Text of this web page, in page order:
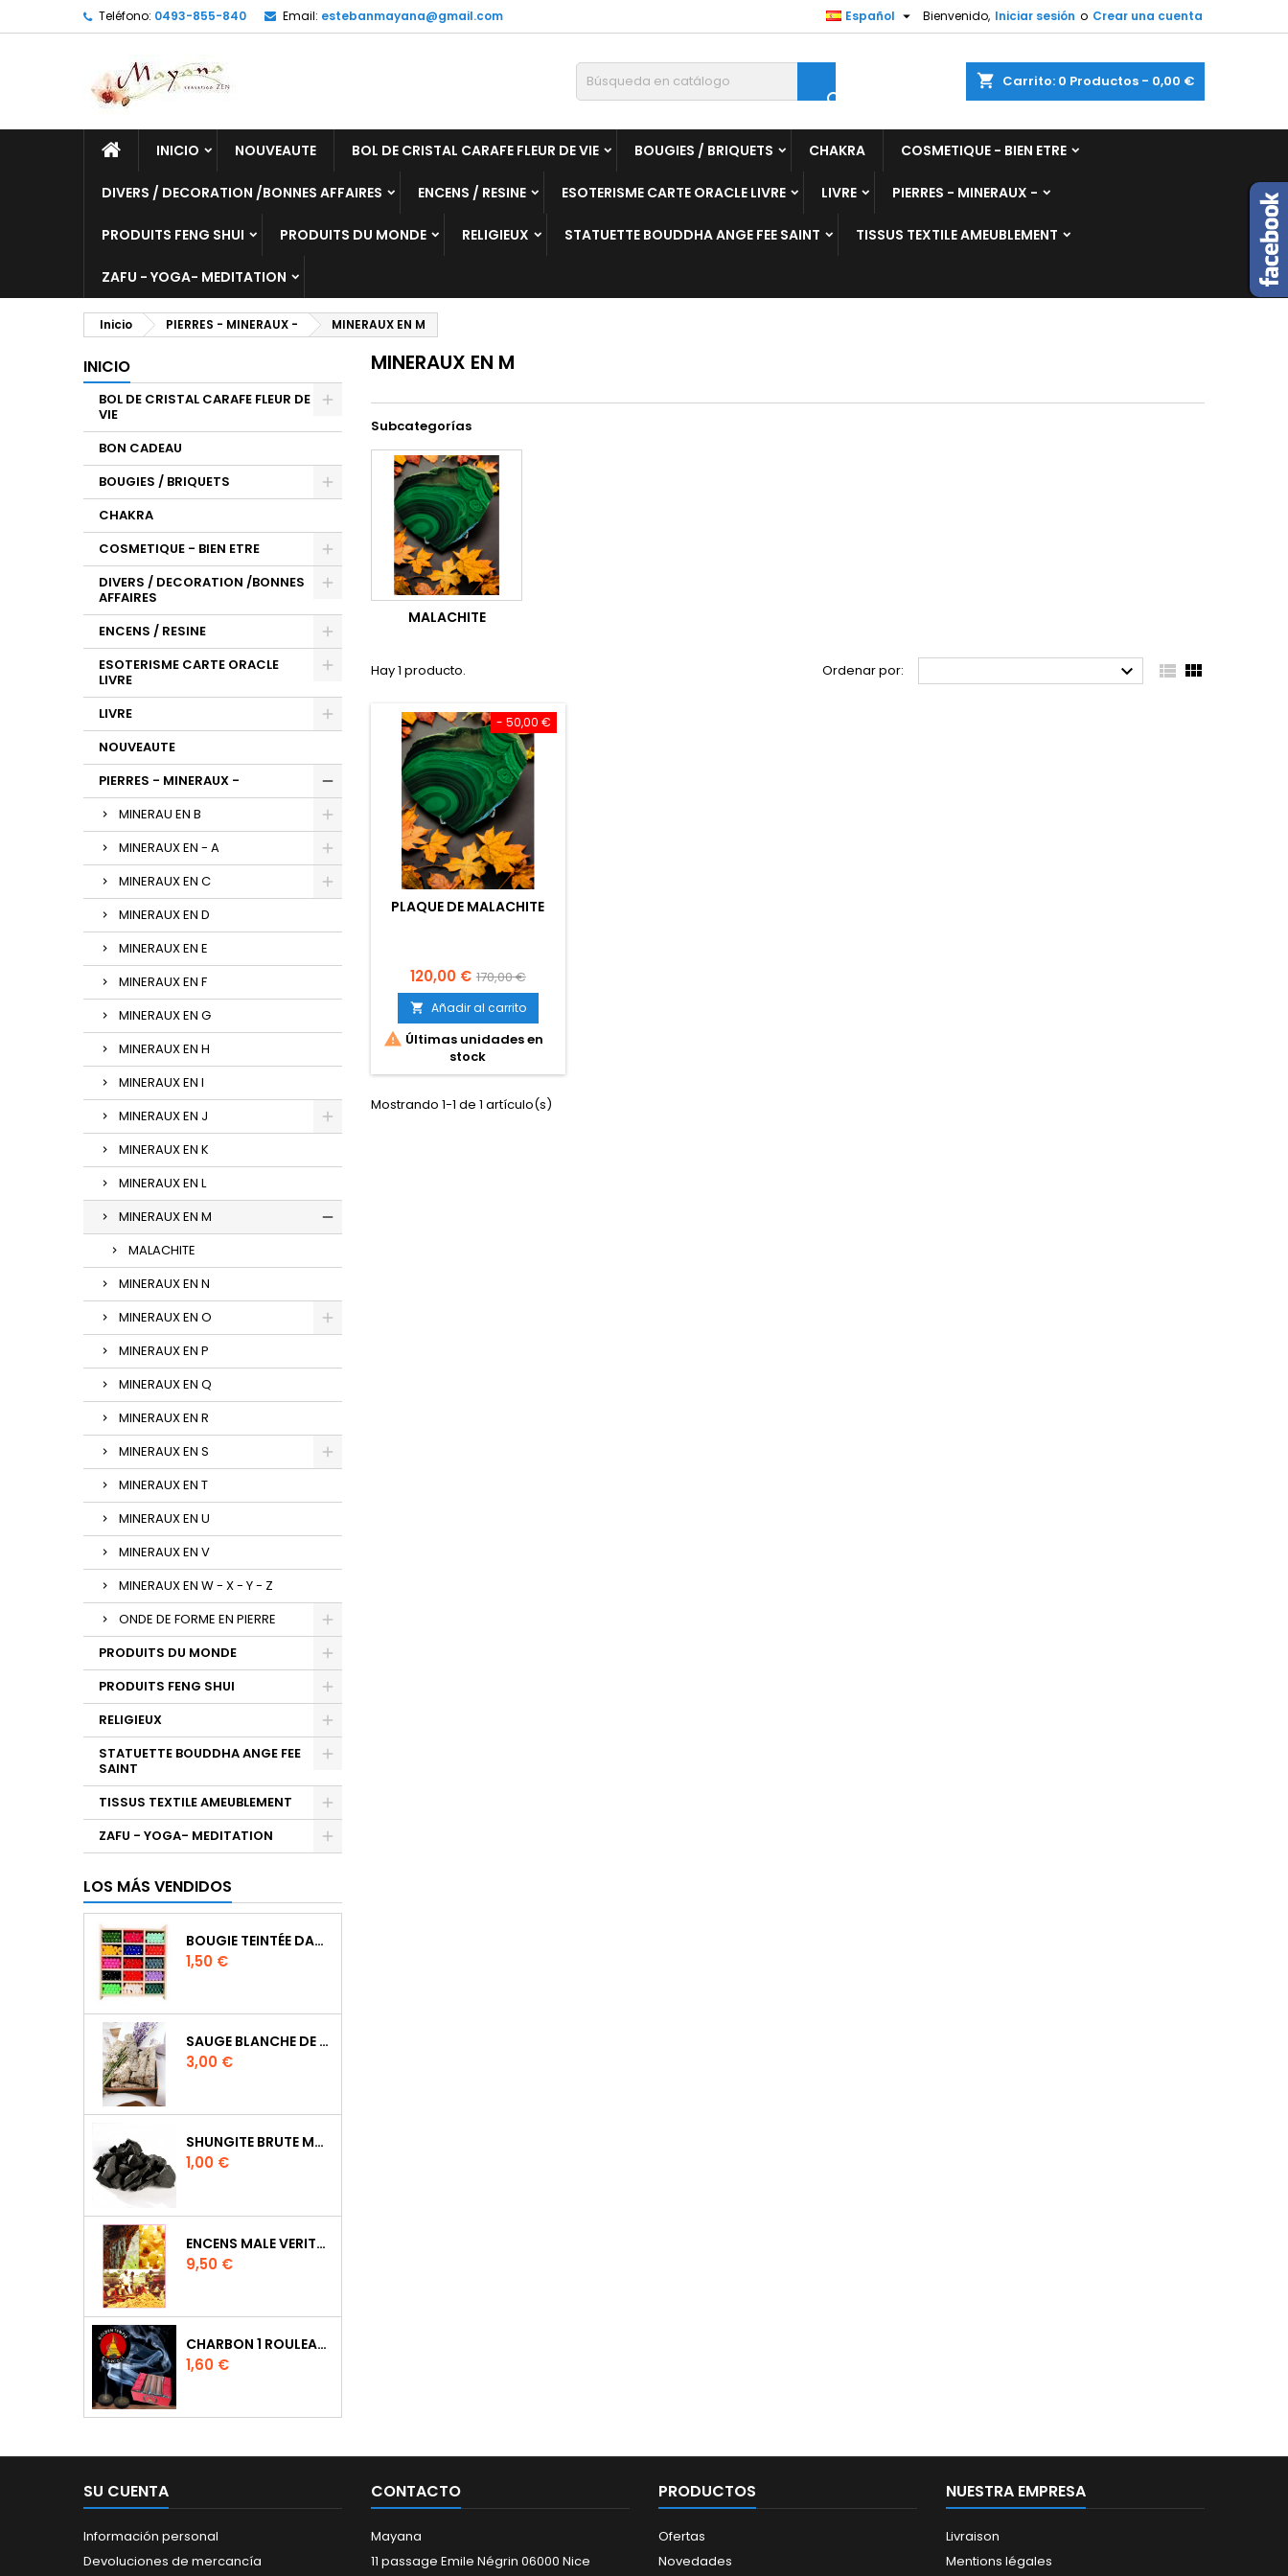
Teléfono: 0493-855-840 Email: estebanmayana@gmail.com Bienvenido, Iniciar sesión o Crear una cuenta
Español 
shopping_cart Carrito: 0 Productos - 0,00 €

INICIO NOUVEAUTE BOL DE CRISTAL CARAFE FLEUR DE VIE BOUGIES / BRIQUETS CHAKRA COSMETIQUE - BIEN ETRE
DIVERS / DECORATION /BONNES AFFAIRES ENCENS / RESINE ESOTERISME CARTE ORACLE LIVRE LIVRE PIERRES - MINERAUX -
PRODUITS FENG SHUI PRODUITS DU MONDE RELIGIEUX STATUETTE BOUDDHA ANGE FEE SAINT TISSUS TEXTILE AMEUBLEMENT
ZAFU - YOGA- MEDITATION
Inicio PIERRES - MINERAUX - MINERAUX EN M
INICIO
BOL DE CRISTAL CARAFE FLEUR DE
VIE
BON CADEAU
BOUGIES / BRIQUETS
CHAKRA
COSMETIQUE - BIEN ETRE
DIVERS / DECORATION /BONNES
AFFAIRES
ENCENS / RESINE
ESOTERISME CARTE ORACLE
LIVRE
LIVRE
NOUVEAUTE
PIERRES - MINERAUX -
MINERAU EN B
MINERAUX EN - A
MINERAUX EN C
MINERAUX EN D
MINERAUX EN E
MINERAUX EN F
MINERAUX EN G
MINERAUX EN H
MINERAUX EN I
MINERAUX EN J
MINERAUX EN K
MINERAUX EN L
MINERAUX EN M
MALACHITE
MINERAUX EN N
MINERAUX EN O
MINERAUX EN P
MINERAUX EN Q
MINERAUX EN R
MINERAUX EN S
MINERAUX EN T
MINERAUX EN U
MINERAUX EN V
MINERAUX EN W - X - Y - Z
ONDE DE FORME EN PIERRE
PRODUITS DU MONDE
PRODUITS FENG SHUI
RELIGIEUX
STATUETTE BOUDDHA ANGE FEE
SAINT
TISSUS TEXTILE AMEUBLEMENT
ZAFU - YOGA- MEDITATION
LOS MÁS VENDIDOS
BOUGIE TEINTÉE DANS LA MASSE CIRE VÉGÉTALE DURÉE 8H
Precio
1,50 €
SAUGE BLANCHE DE CALIFORNIE QUALITE EXTRA PETIT FAGOT 8 A 10 CM
Precio
3,00 €
SHUNGITE BRUTE MORCEAU 2 A 3 CM
Precio
1,00 €
ENCENS MALE VERITABLE RARE 20 GR
Precio
9,50 €
CHARBON 1 ROULEAU DE 10 PASTILLES DIAMETRE 33MM
Precio
1,60 €
MINERAUX EN M
Subcategorías
MALACHITE
Hay 1 producto. Ordenar por:   
- 50,00 €
PLAQUE DE MALACHITE
Precio
120,00 € Precio
base
170,00 €
 Añadir al carrito
 Últimas unidades en
stock
Mostrando 1-1 de 1 artículo(s)
SU CUENTA
Información personal
Devoluciones de mercancía
CONTACTO
Mayana
11 passage Emile Négrin 06000 Nice
PRODUCTOS
Ofertas
Novedades
NUESTRA EMPRESA
Livraison
Mentions légales